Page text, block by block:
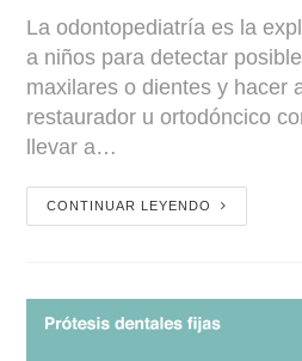
La odontopediatría es la
a niños para detectar
maxilares o dientes y hacer
restaurador u ortodóncico
llevar a…
CONTINUAR LEYENDO